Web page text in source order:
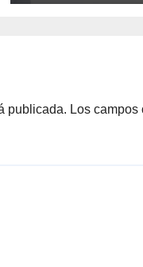
publicada. Los